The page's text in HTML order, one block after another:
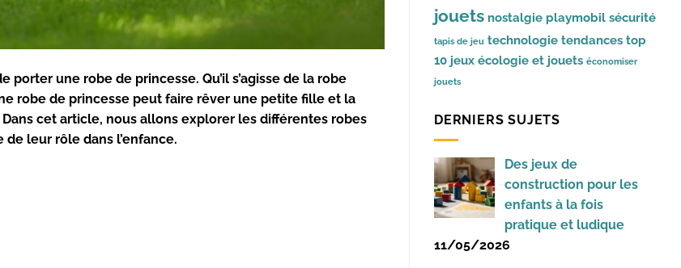
une robe de princesse. Qu’il s’agisse de la robe
robe de princesse peut faire rêver une petite fille et la
cet article, nous allons explorer les différentes robes
leur rôle dans l’enfance.
jouets nostalgie playmobil sécurité
tapis de jeu technologie tendances top
10 jeux écologie et jouets économiser
jouets
DERNIERS SUJETS
Des jeux de
construction pour les
enfants à la fois
pratique et ludique
11/05/2026